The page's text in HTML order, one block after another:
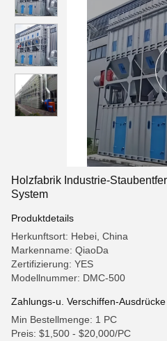
Holzfabrik Industrie-
System
Produktdetails
Herkunftsort: Hebei, China
Markenname: QiaoDa
Zertifizierung: YES
Modellnummer: DMC-500
Zahlungs-u. Verschiffen-Ausdrücke
Min Bestellmenge: 1 PC
Preis: $1,500 - $20,000/PC